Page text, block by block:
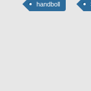
handboll